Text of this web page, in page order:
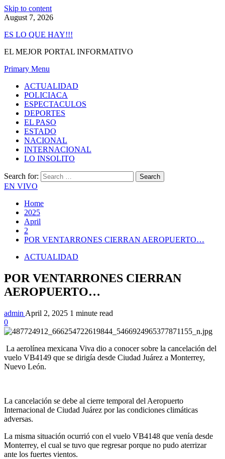
Skip to content
August 7, 2026
ES LO QUE HAY!!!
EL MEJOR PORTAL INFORMATIVO
Primary Menu
ACTUALIDAD
POLICIACA
ESPECTACULOS
DEPORTES
EL PASO
ESTADO
NACIONAL
INTERNACIONAL
LO INSOLITO
Search for:
EN VIVO
Home
2025
April
2
POR VENTARRONES CIERRAN AEROPUERTO…
ACTUALIDAD
POR VENTARRONES CIERRAN
AEROPUERTO…
admin April 2, 2025 1 minute read
0
La aerolínea mexicana Viva dio a conocer sobre la cancelación del
vuelo VB4149 que se dirigía desde Ciudad Juárez a Monterrey,
Nuevo León.
La cancelación se debe al cierre temporal del Aeropuerto
Internacional de Ciudad Juárez por las condiciones climáticas
adversas.
La misma situación ocurrió con el vuelo VB4148 que venía desde
Monterrey, el cual se tuvo que regresar porque no pudo aterrizar
ante los fuertes vientos.